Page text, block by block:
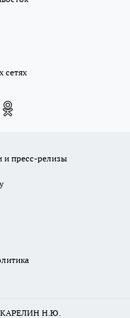
сетях
и пресс-релизы
КАРЕЛИН Н.Ю.